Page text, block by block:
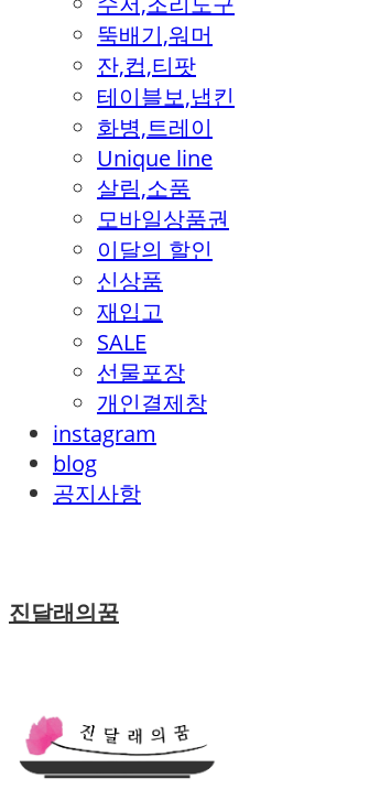
뚝배기,워머
잔,컵,티팟
테이블보,냅킨
화병,트레이
Unique line
살림,소품
모바일상품권
이달의 할인
신상품
재입고
SALE
선물포장
개인결제창
instagram
blog
공지사항
진달래의꿈